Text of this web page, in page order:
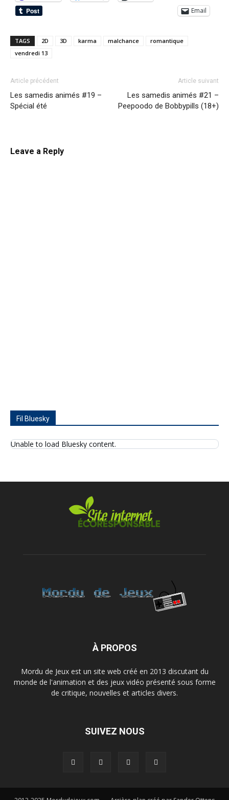
Email
TAGS 2D 3D karma malchance
romantique
vendredi 13
Article précédent
Les samedis animés #19 –
Spécial été
Article suivant
Les samedis animés #21 –
Peepoodo de Bobbypills (18+)
Leave a Reply
Fil Bluesky
Unable to load Bluesky content.
À PROPOS
Mordu de Jeux est un site web créé en 2013 discutant du
monde de l'animation et des jeux vidéo présenté sous forme
de critique, nouvelles et articles divers.
SUIVEZ NOUS